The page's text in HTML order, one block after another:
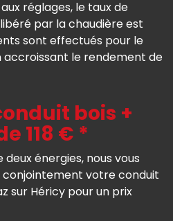
réglages, le taux de
par la chaudière est
sont effectués pour le
accroissant le rendement de
bois +
118 € *
énergies, nous vous
votre conduit
sur Héricy pour un prix